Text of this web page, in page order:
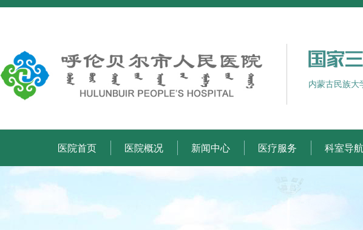
内蒙古民族大
医院首页 医院概况 新闻中心 医疗服务 科室导航